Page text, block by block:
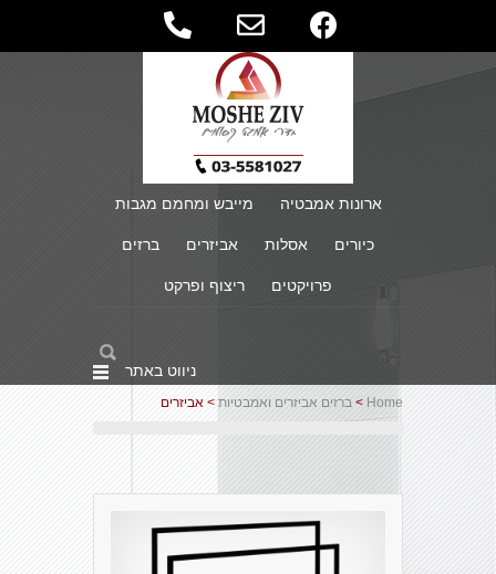
ארונות אמבטיה מייבש ומחמם מגבות
כיורים אסלות אביזרים ברזים
פרויקטים ריצוף ופרקט
ניווט באתר
Home
> ברזים אביזרים ואמבטיות > אביזרים